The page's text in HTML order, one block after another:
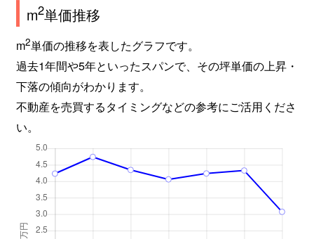
m2単価推移
m2単価の推移を表したグラフです。
過去1年間や5年といったスパンで、その坪単価の上昇・
下落の傾向がわかります。
不動産を売買するタイミングなどの参考にご活用くださ
い。